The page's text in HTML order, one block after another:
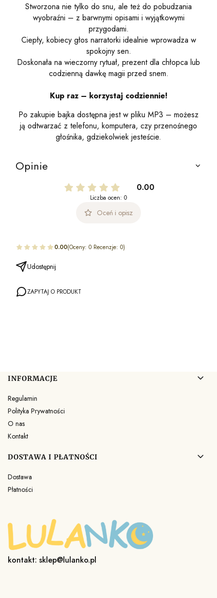
Stworzona nie tylko do snu, ale też do pobudzania
wyobraźni – z barwnymi opisami i wyjątkowymi
przygodami.
Ciepły, kobiecy głos narratorki idealnie wprowadza w
spokojny sen.
Doskonała na wieczorny rytuał, prezent dla chłopca lub
codzienną dawkę magii przed snem.
Kup raz – korzystaj codziennie!
Po zakupie bajka dostępna jest w pliku MP3 – możesz
ją odtwarzać z telefonu, komputera, czy przenośnego
głośnika, gdziekolwiek jesteście.
Opinie
0.00
Liczba ocen: 0
Oceń i opisz
0.00(Oceny: 0 Recenzje: 0)
Udostępnij
ZAPYTAJ O PRODUKT
Linki w stopce
INFORMACJE
Regulamin
Polityka Prywatności
O nas
Kontakt
DOSTAWA I PŁATNOŚCI
Dostawa
Płatności
kontakt: sklep@lulanko.pl